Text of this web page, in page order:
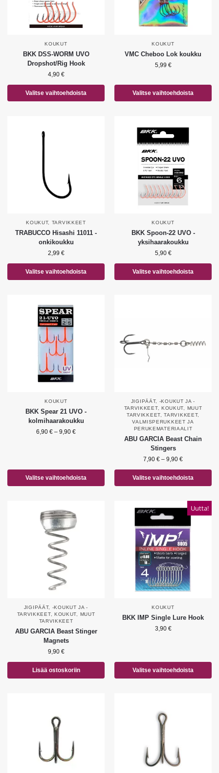
KOUKUT
BKK DSS-WORM UVO
Dropshot/Rig Hook
4,90 €
Valitse vaihtoehdoista
KOUKUT
VMC Cheboo Lok koukku
5,99 €
Valitse vaihtoehdoista
KOUKUT, TARVIKKEET
TRABUCCO Hisashi 11011 -
onkikoukku
2,99 €
Valitse vaihtoehdoista
KOUKUT
BKK Spoon-22 UVO -
yksihaarakoukku
5,90 €
Valitse vaihtoehdoista
KOUKUT
BKK Spear 21 UVO -
kolmihaarakoukku
6,90 € – 9,90 €
Valitse vaihtoehdoista
JIGIPÄÄT, -KOUKUT JA -
TARVIKKEET, KOUKUT,
MUUT
TARVIKKEET,TARVIKKEET,
VALMISPERUKKEET JA
PERUKEMATERIAALIT
ABU GARCIA Beast Chain
Stingers
7,90 € – 9,90 €
Valitse vaihtoehdoista
JIGIPÄÄT, -KOUKUT JA -
TARVIKKEET, KOUKUT,
MUUT
TARVIKKEET
ABU GARCIA Beast Stinger
Magnets
9,90 €
Lisää ostoskoriin
Uutta!
KOUKUT
BKK IMP Single Lure Hook
3,90 €
Valitse vaihtoehdoista